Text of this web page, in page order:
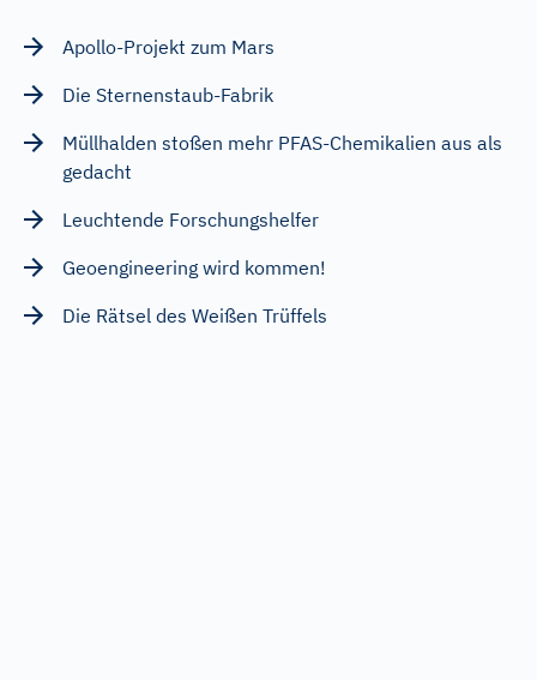
Apollo-Projekt zum Mars
Die Sternenstaub-Fabrik
Müllhalden stoßen mehr PFAS-Chemikalien aus als
gedacht
Leuchtende Forschungshelfer
Geoengineering wird kommen!
Die Rätsel des Weißen Trüffels